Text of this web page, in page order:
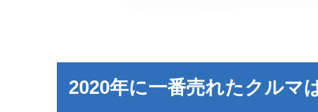
2020年に一番売れたクルマ